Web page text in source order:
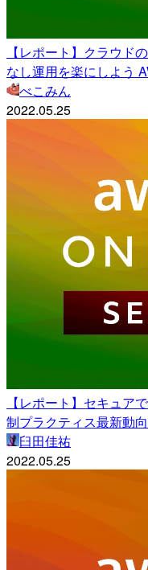
【レポート】クラウド
なし運用を楽にしよう
べこみん
2022.05.25
【レポート】セキュア
制プラクティス最新動
臼田佳祐
2022.05.25